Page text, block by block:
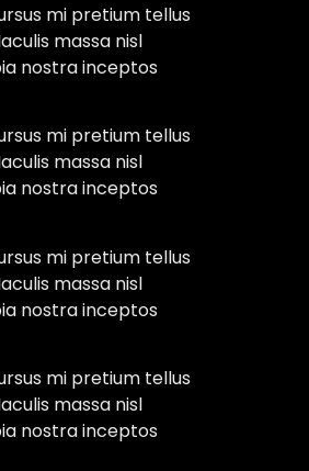
mi pretium tellus
massa nisl
nostra inceptos
mi pretium tellus
massa nisl
nostra inceptos
mi pretium tellus
massa nisl
nostra inceptos
mi pretium tellus
massa nisl
nostra inceptos